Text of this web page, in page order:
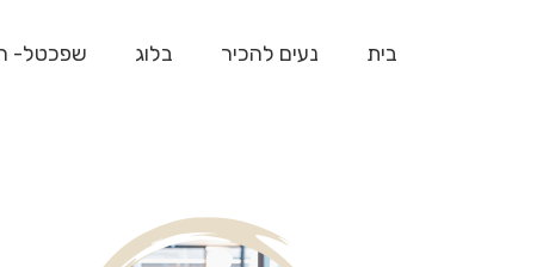
בית נעים להכיר בלוג שפכטל-